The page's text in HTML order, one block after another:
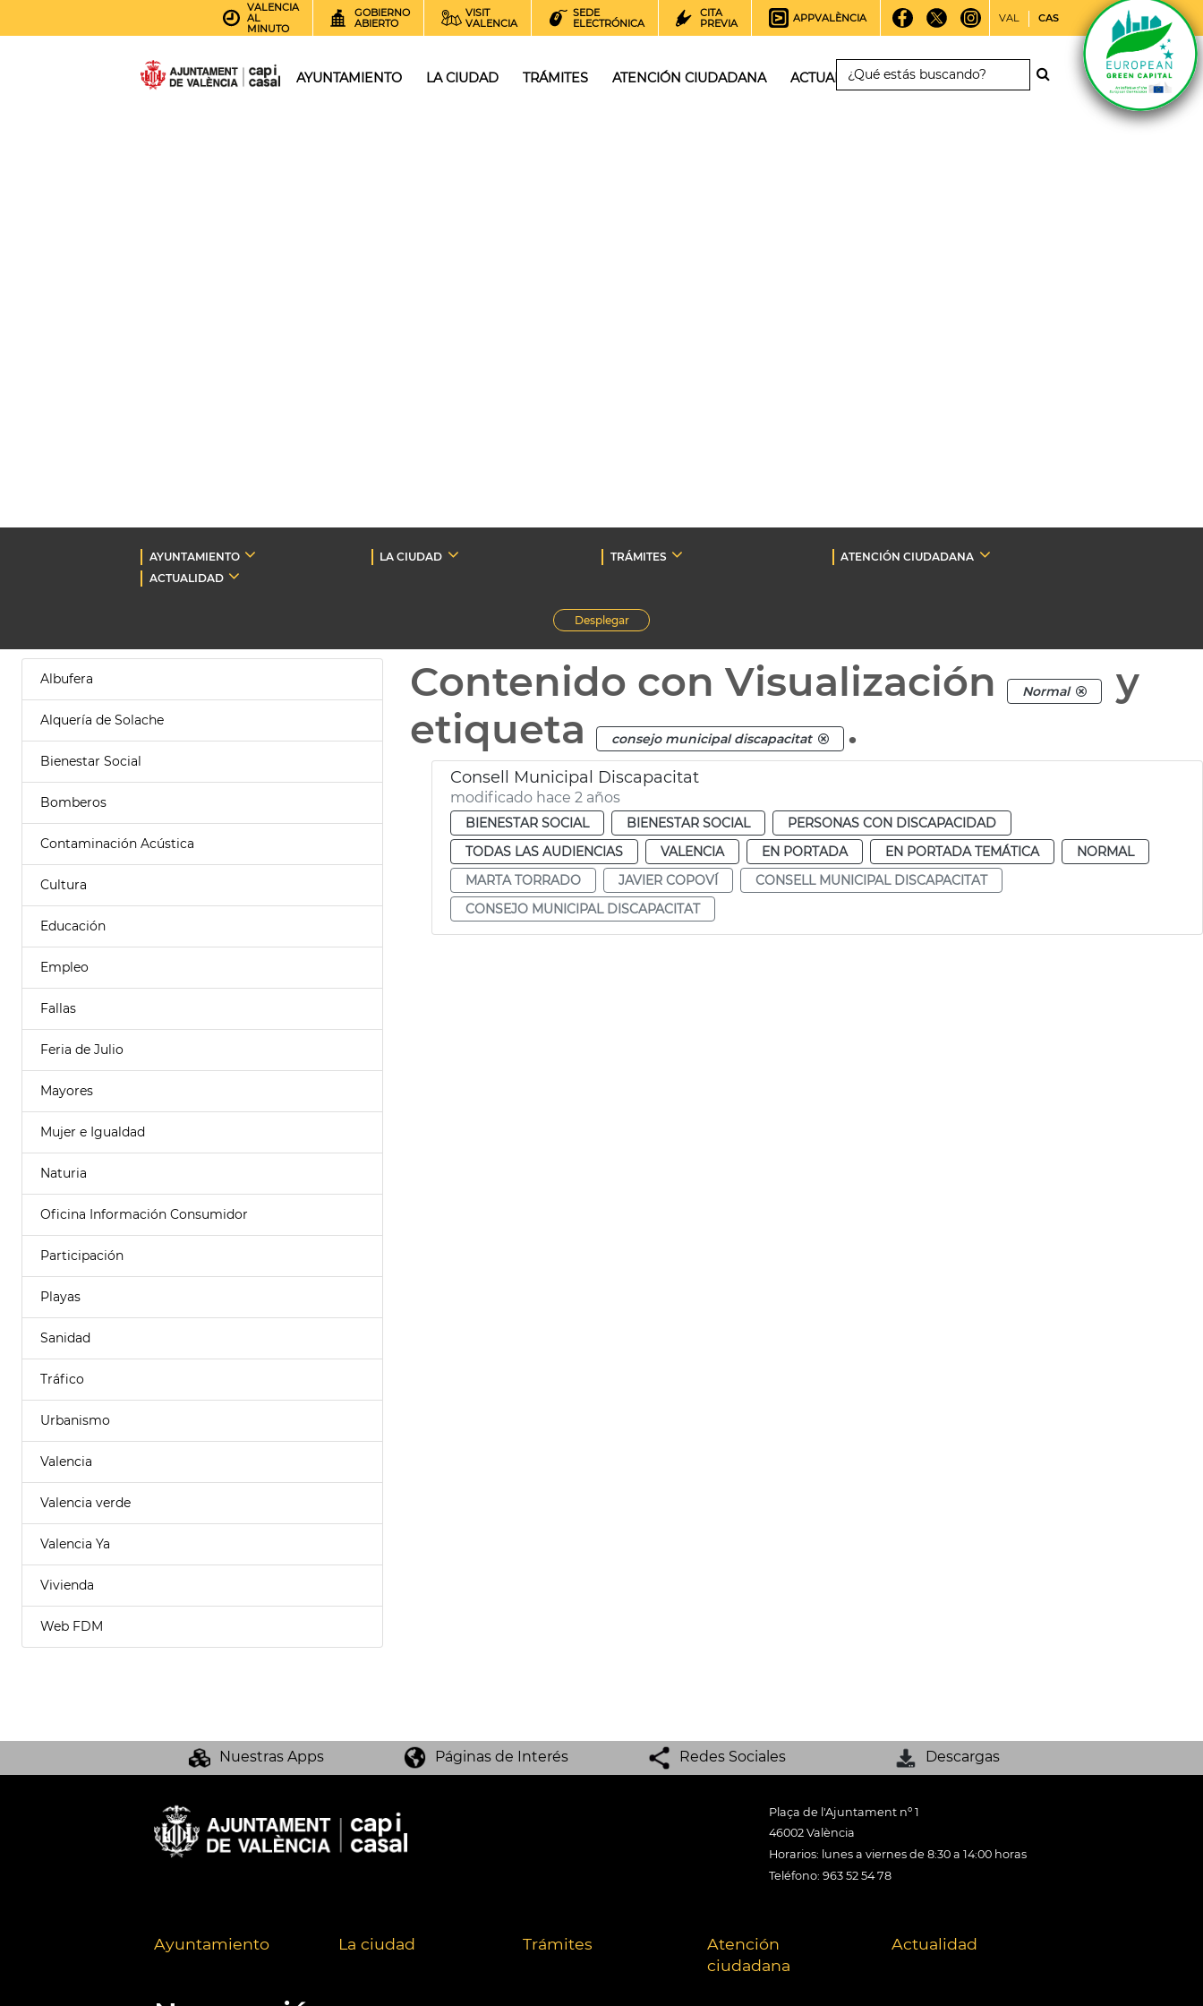
VALENCIA
AL
MINUTO
GOBIERNO
ABIERTO
VISIT
VALENCIA
SEDE
ELECTRÓNICA
CITA
PREVIA
APPVALÈNCIA VAL CAS
AYUNTAMIENTO LA CIUDAD TRÁMITES ATENCIÓN CIUDADANA ACTUALIDAD
AYUNTAMIENTO LA CIUDAD TRÁMITES
ATENCIÓN CIUDADANA
ACTUALIDAD
Desplegar
Albufera
Alquería de Solache
Bienestar Social
Bomberos
Contaminación Acústica
Cultura
Educación
Empleo
Fallas
Feria de Julio
Mayores
Mujer e Igualdad
Naturia
Oficina Información Consumidor
Participación
Playas
Sanidad
Tráfico
Urbanismo
Valencia
Valencia verde
Valencia Ya
Vivienda
Web FDM
Contenido con Visualización Normal
y
etiqueta
consejo municipal discapacitat .
Consell Municipal Discapacitat
modificado hace 2 años
BIENESTAR SOCIAL BIENESTAR SOCIAL
PERSONAS CON DISCAPACIDAD
TODAS LAS AUDIENCIAS
VALENCIA EN PORTADA EN PORTADA TEMÁTICA
NORMAL
MARTA TORRADO
JAVIER COPOVÍ
CONSELL MUNICIPAL DISCAPACITAT
CONSEJO MUNICIPAL DISCAPACITAT
Nuestras Apps Páginas de Interés Redes Sociales Descargas
Plaça de l'Ajuntament nº 1
46002 València
Horarios: lunes a viernes de 8:30 a 14:00 horas
Teléfono: 963 52 54 78
Ayuntamiento La ciudad Trámites
Atención
ciudadana
Actualidad